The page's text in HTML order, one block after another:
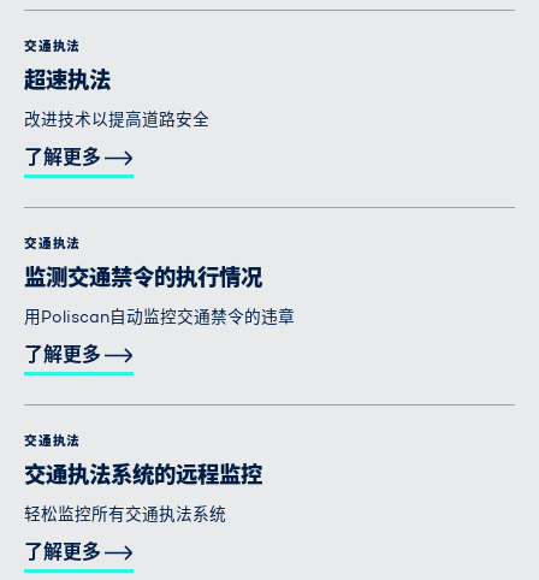
交通执法
超速执法
改进技术以提高道路安全
了解更多
交通执法
监测交通禁令的执行情况
用Poliscan自动监控交通禁令的违章
了解更多
交通执法
交通执法系统的远程监控
轻松监控所有交通执法系统
了解更多